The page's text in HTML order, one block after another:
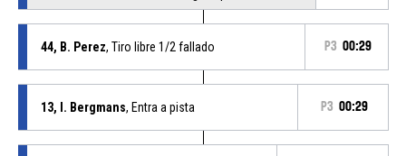
44, B. Perez, Tiro libre 1/2 fallado P3 00:29
13, I. Bergmans, Entra a pista P3 00:29